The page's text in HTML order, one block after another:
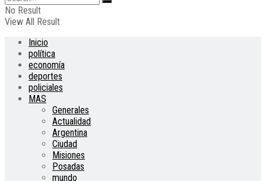
No Result
View All Result
Inicio
política
economía
deportes
policiales
MAS
Generales
Actualidad
Argentina
Ciudad
Misiones
Posadas
mundo